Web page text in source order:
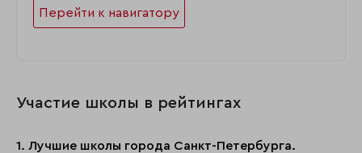
Перейти к навигатору
Участие школы в рейтингах
1. Лучшие школы города Санкт-Петербурга.